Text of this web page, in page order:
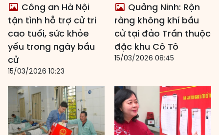
Công an Hà Nội
tận tình hỗ trợ cử tri
cao tuổi, sức khỏe
yếu trong ngày bầu
cử
15/03/2026 10:23
Quảng Ninh: Rộn
ràng không khí bầu
cử tại đảo Trần thuộc
đặc khu Cô Tô
15/03/2026 08:45